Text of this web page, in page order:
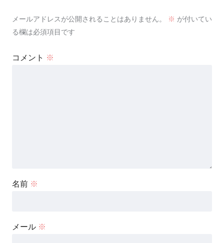
メールアドレスが公開されることはありません。 ※ が付いてい
る欄は必須項目です
コメント ※
名前 ※
メール ※